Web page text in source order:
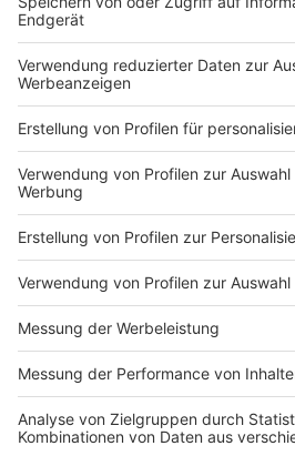
Im Interview mit Sascha
auf seinen guten Freund Hassan
Teil seines Programms ist. Er
Person wirklich gibt, häufig im
wahrscheinlich der größte Kritiker
Aber auf eine lustige Art und
herausstellt.
Tony Bauer tritt in den
zahlreichen NRW-Städten auf.
Übersicht all seiner Termine.
Autoren: Sascha Faßbender &
Anzeige